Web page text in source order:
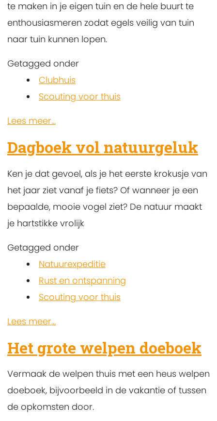
te maken in je eigen tuin en de hele buurt te
enthousiasmeren zodat egels veilig van tuin
naar tuin kunnen lopen.
Getagged onder
Clubhuis
Scouting voor thuis
Lees meer...
Dagboek vol natuurgeluk
Ken je dat gevoel, als je het eerste krokusje van
het jaar ziet vanaf je fiets? Of wanneer je een
bepaalde, mooie vogel ziet? De natuur maakt
je hartstikke vrolijk
Getagged onder
Natuurexpeditie
Rust en ontspanning
Scouting voor thuis
Lees meer...
Het grote welpen doeboek
Vermaak de welpen thuis met een heus welpen
doeboek, bijvoorbeeld in de vakantie of tussen
de opkomsten door.